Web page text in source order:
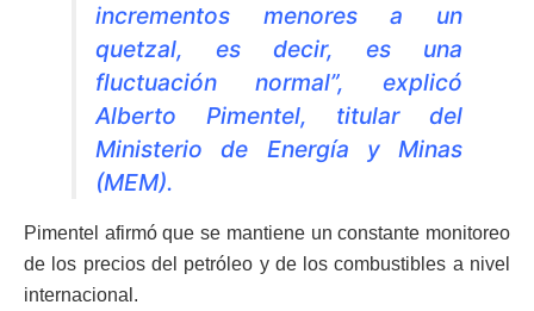
incrementos menores a un
quetzal, es decir, es una
fluctuación normal”, explicó
Alberto Pimentel, titular del
Ministerio de Energía y Minas
(MEM).
Pimentel afirmó que se mantiene un constante monitoreo
de los precios del petróleo y de los combustibles a nivel
internacional.